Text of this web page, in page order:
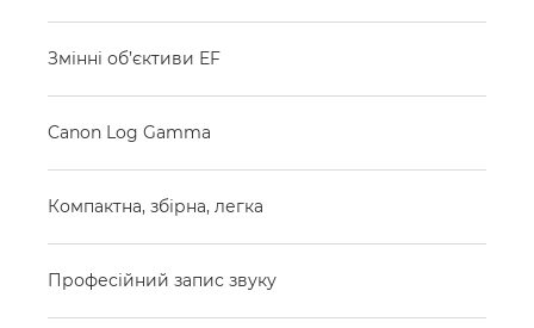
Змінні об’єктиви EF
Canon Log Gamma
Компактна, збірна, легка
Професійний запис звуку